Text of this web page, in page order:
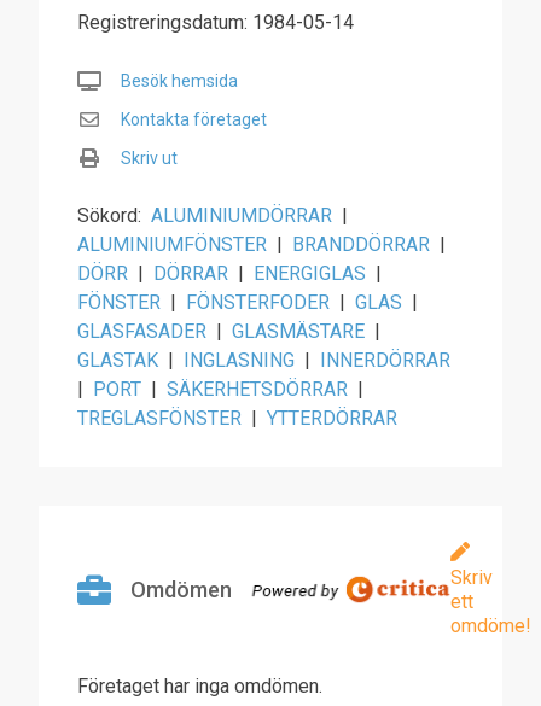
Registreringsdatum: 1984-05-14
Besök hemsida
Kontakta företaget
Skriv ut
Sökord: ALUMINIUMDÖRRAR |
ALUMINIUMFÖNSTER | BRANDDÖRRAR |
DÖRR | DÖRRAR | ENERGIGLAS |
FÖNSTER | FÖNSTERFODER | GLAS |
GLASFASADER | GLASMÄSTARE |
GLASTAK | INGLASNING | INNERDÖRRAR
| PORT | SÄKERHETSDÖRRAR |
TREGLASFÖNSTER | YTTERDÖRRAR
Omdömen
Skriv
ett
omdöme!
Företaget har inga omdömen.